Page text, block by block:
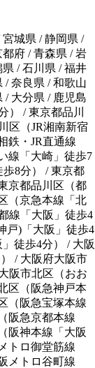
城県 / 静岡県 /
府 / 青森県 / 岩
/ 石川県 / 福井
/ 奈良県 / 和歌山
/ 大分県 / 鹿児島
） / 東京都品川
区（JR湘南新宿
鉄・JR直通線
線「大崎」徒歩7
8分） / 東京都
京都品川区（都
（京急本線「北
線「大阪」徒歩4
戸)「大阪」徒歩4
徒歩4分） / 大阪
/ 大阪府大阪市
阪市北区（おお
区（阪急神戸本
（阪急宝塚本線
阪急京都本線
阪神本線「大阪
トロ御堂筋線
メトロ谷町線